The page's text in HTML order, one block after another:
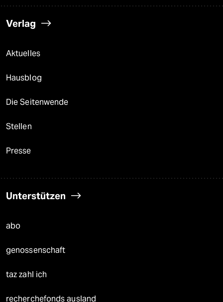
Verlag
Aktuelles
Hausblog
Die Seitenwende
Stellen
Presse
Unterstützen
abo
genossenschaft
taz zahl ich
recherchefonds ausland